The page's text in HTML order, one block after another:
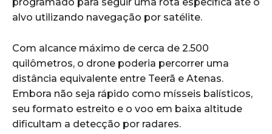
programado para seguir uma rota específica até o
alvo utilizando navegação por satélite.
Com alcance máximo de cerca de 2.500
quilômetros, o drone poderia percorrer uma
distância equivalente entre Teerã e Atenas.
Embora não seja rápido como mísseis balísticos,
seu formato estreito e o voo em baixa altitude
dificultam a detecção por radares.